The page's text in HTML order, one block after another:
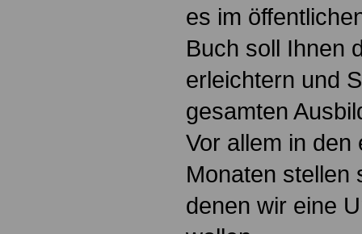
es im
Buch soll Ihnen
erleichtern und
gesamten
Vor allem in den
Monaten stellen
denen wir eine